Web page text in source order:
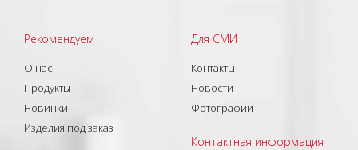
Рекомендуем
О нас
Продукты
Новинки
Изделия под заказ
Для СМИ
Контакты
Новости
Фотографии
Контактная информация